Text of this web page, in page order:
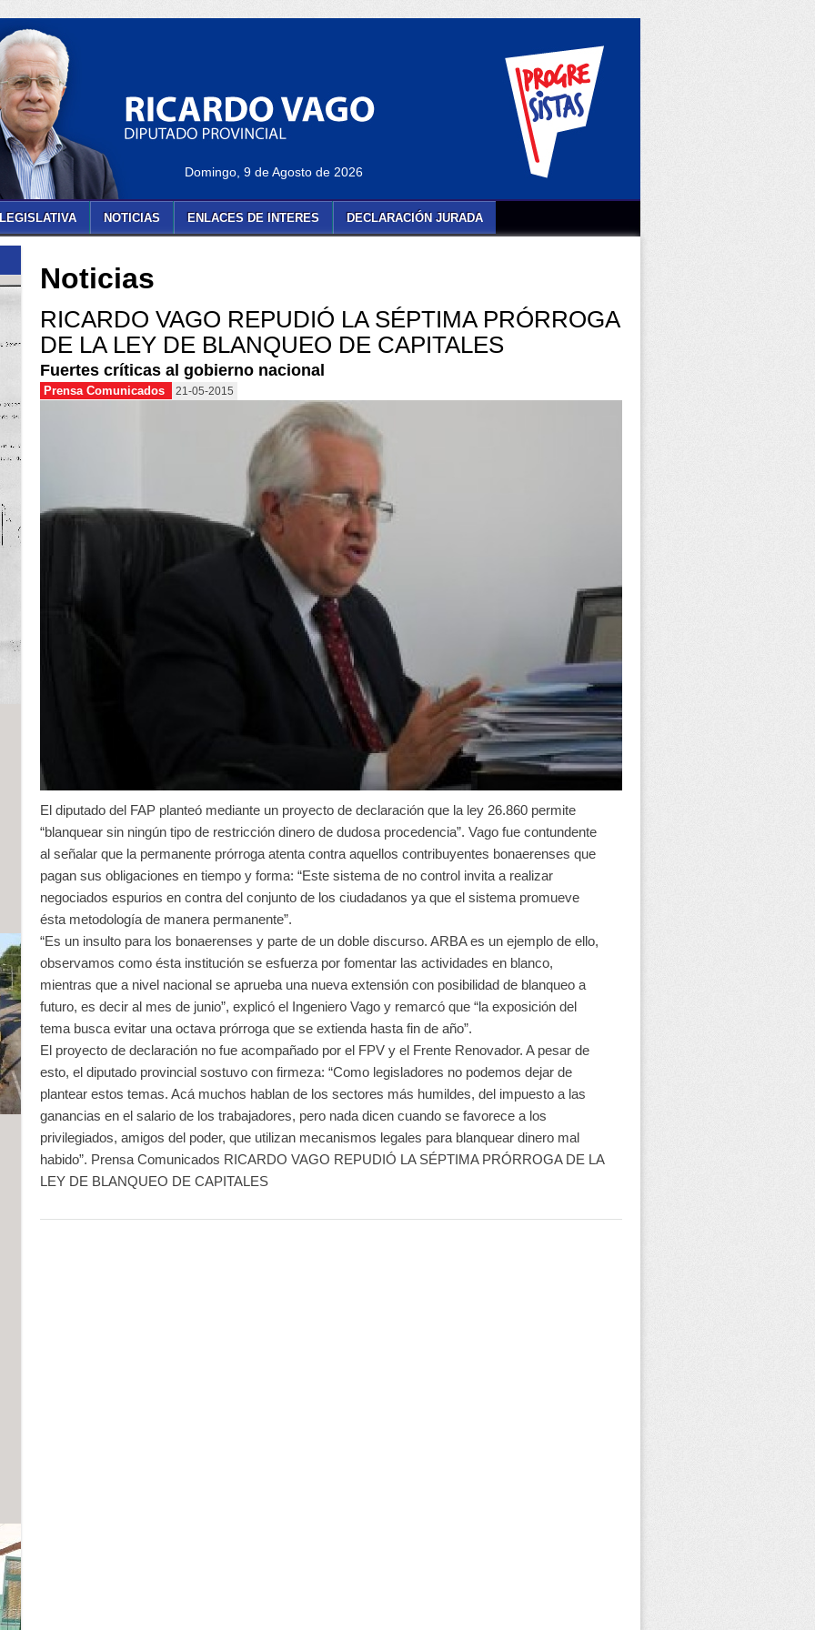
NOTICIAS ENLACES DE INTERES DECLARACIÓN JURADA
Domingo, 9 de Agosto de 2026
Noticias
RICARDO VAGO REPUDIÓ LA SÉPTIMA PRÓRROGA
DE LA LEY DE BLANQUEO DE CAPITALES
Fuertes críticas al gobierno nacional
Prensa Comunicados 21-05-2015
El diputado del FAP planteó mediante un proyecto de declaración que la ley 26.860 permite
“blanquear sin ningún tipo de restricción dinero de dudosa procedencia”. Vago fue contundente
al señalar que la permanente prórroga atenta contra aquellos contribuyentes bonaerenses que
pagan sus obligaciones en tiempo y forma: “Este sistema de no control invita a realizar
negociados espurios en contra del conjunto de los ciudadanos ya que el sistema promueve
ésta metodología de manera permanente”.
“Es un insulto para los bonaerenses y parte de un doble discurso. ARBA es un ejemplo de ello,
observamos como ésta institución se esfuerza por fomentar las actividades en blanco,
mientras que a nivel nacional se aprueba una nueva extensión con posibilidad de blanqueo a
futuro, es decir al mes de junio”, explicó el Ingeniero Vago y remarcó que “la exposición del
tema busca evitar una octava prórroga que se extienda hasta fin de año”.
El proyecto de declaración no fue acompañado por el FPV y el Frente Renovador. A pesar de
esto, el diputado provincial sostuvo con firmeza: “Como legisladores no podemos dejar de
plantear estos temas. Acá muchos hablan de los sectores más humildes, del impuesto a las
ganancias en el salario de los trabajadores, pero nada dicen cuando se favorece a los
privilegiados, amigos del poder, que utilizan mecanismos legales para blanquear dinero mal
habido”. Prensa Comunicados RICARDO VAGO REPUDIÓ LA SÉPTIMA PRÓRROGA DE LA
LEY DE BLANQUEO DE CAPITALES